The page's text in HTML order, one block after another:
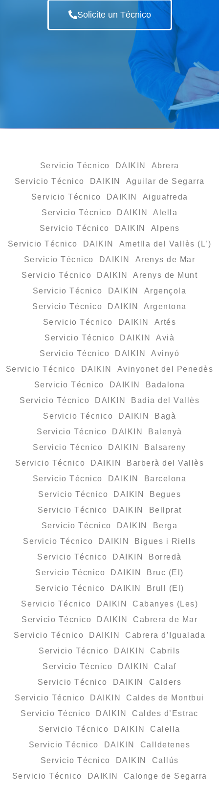
Solicite un Técnico
Servicio Técnico DAIKIN Abrera
Servicio Técnico DAIKIN Aguilar de Segarra
Servicio Técnico DAIKIN Aiguafreda
Servicio Técnico DAIKIN Alella
Servicio Técnico DAIKIN Alpens
Servicio Técnico DAIKIN Ametlla del Vallès (L’)
Servicio Técnico DAIKIN Arenys de Mar
Servicio Técnico DAIKIN Arenys de Munt
Servicio Técnico DAIKIN Argençola
Servicio Técnico DAIKIN Argentona
Servicio Técnico DAIKIN Artés
Servicio Técnico DAIKIN Avià
Servicio Técnico DAIKIN Avinyó
Servicio Técnico DAIKIN Avinyonet del Penedès
Servicio Técnico DAIKIN Badalona
Servicio Técnico DAIKIN Badia del Vallès
Servicio Técnico DAIKIN Bagà
Servicio Técnico DAIKIN Balenyà
Servicio Técnico DAIKIN Balsareny
Servicio Técnico DAIKIN Barberà del Vallès
Servicio Técnico DAIKIN Barcelona
Servicio Técnico DAIKIN Begues
Servicio Técnico DAIKIN Bellprat
Servicio Técnico DAIKIN Berga
Servicio Técnico DAIKIN Bigues i Riells
Servicio Técnico DAIKIN Borredà
Servicio Técnico DAIKIN Bruc (El)
Servicio Técnico DAIKIN Brull (El)
Servicio Técnico DAIKIN Cabanyes (Les)
Servicio Técnico DAIKIN Cabrera de Mar
Servicio Técnico DAIKIN Cabrera d’Igualada
Servicio Técnico DAIKIN Cabrils
Servicio Técnico DAIKIN Calaf
Servicio Técnico DAIKIN Calders
Servicio Técnico DAIKIN Caldes de Montbui
Servicio Técnico DAIKIN Caldes d’Estrac
Servicio Técnico DAIKIN Calella
Servicio Técnico DAIKIN Calldetenes
Servicio Técnico DAIKIN Callús
Servicio Técnico DAIKIN Calonge de Segarra